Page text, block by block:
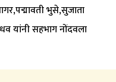
भुसे,सुजाता
यांनी सहभाग नोंदवला